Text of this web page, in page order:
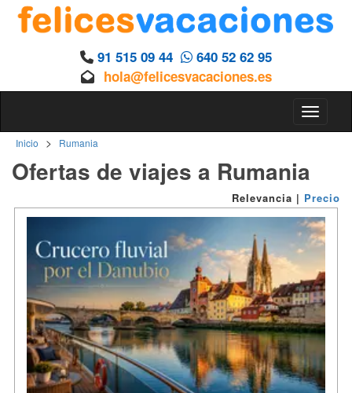
91 515 09 44
640 52 62 95
hola@felicesvacaciones.es
Toggle
Inicio > Rumania
Ofertas de viajes a Rumania
Relevancia | Precio